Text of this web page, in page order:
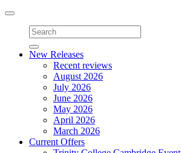
Toggle
navigation
New Releases
Recent reviews
August 2026
July 2026
June 2026
May 2026
April 2026
March 2026
Current Offers